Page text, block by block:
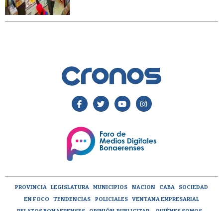
PROVINCIA LEGISLATURA MUNICIPIOS NACION CABA
SOCIEDAD
EN FOCO
TENDENCIAS POLICIALES
VENTANA EMPRESARIAL